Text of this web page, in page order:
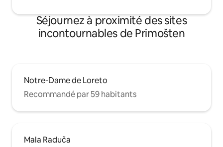
Séjournez à proximité des sites
incontournables de Primošten
Notre-Dame de Loreto
Recommandé par 59 habitants
Mala Raduča